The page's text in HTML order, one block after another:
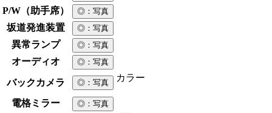
P/W（助手席） ◎ ：写真
坂道発進装置 ◎ ：写真
異常ランプ ◎ ：写真
オーディオ ◎ ：写真
バックカメラ ◎ ：写真 カラー
電格ミラー ◎ ：写真